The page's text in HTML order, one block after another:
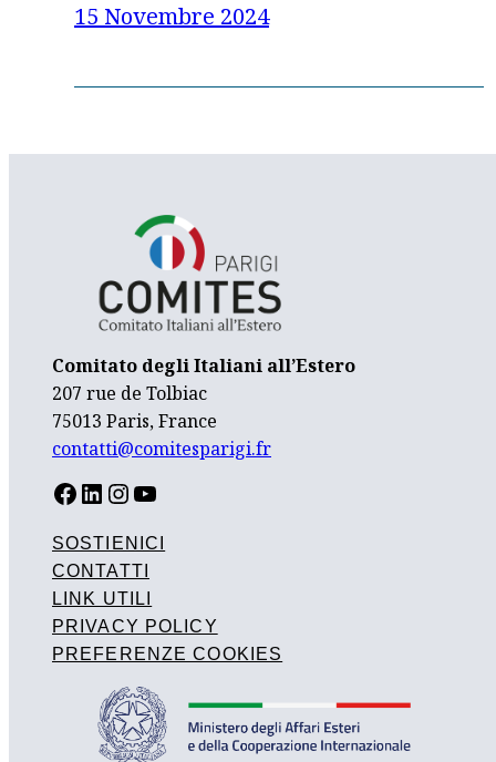
15 Novembre 2024
Comitato degli Italiani all’Estero
207 rue de Tolbiac
75013 Paris, France
contatti@comitesparigi.fr
FACEBOOK LINKEDIN INSTAGRAM YOUTUBE
SOSTIENICI
CONTATTI
LINK UTILI
PRIVACY POLICY
PREFERENZE COOKIES